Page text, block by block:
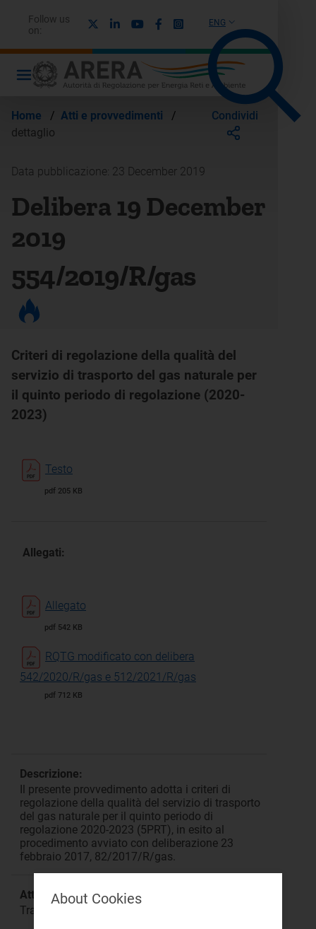
ENG
Follow us
on:
LinkedinYoutubeFacebook
Instagram
Home / Atti e provvedimenti
/
dettaglio
Condividi
Data pubblicazione: 23 December 2019
Delibera 19 December
2019
554/2019/R/gas
Criteri di regolazione della qualità del
servizio di trasporto del gas naturale per
il quinto periodo di regolazione (2020-
2023)
Testo
pdf 205 KB
Allegati:
Allegato
pdf 542 KB
RQTG modificato con delibera
542/2020/R/gas e 512/2021/R/gas
pdf 712 KB
Descrizione:
Il presente provvedimento adotta i criteri di
regolazione della qualità del servizio di trasporto
del gas naturale per il quinto periodo di
regolazione 2020-2023 (5PRT), in esito al
procedimento avviato con deliberazione 23
febbraio 2017, 82/2017/R/gas.
Attività:
Trasporto
About Cookies